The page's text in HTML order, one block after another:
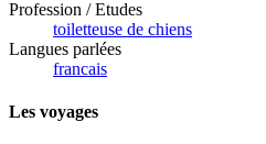
Profession / Etudes
toiletteuse de chiens
Langues parlées
francais
Les voyages